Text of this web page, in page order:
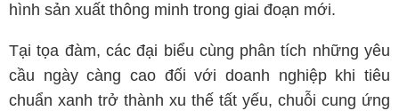
hình sản xuất thông minh trong giai đoạn mới.
Tại tọa đàm, các đại biểu cùng phân tích những yêu
cầu ngày càng cao đối với doanh nghiệp khi tiêu
chuẩn xanh trở thành xu thế tất yếu, chuỗi cung ứng